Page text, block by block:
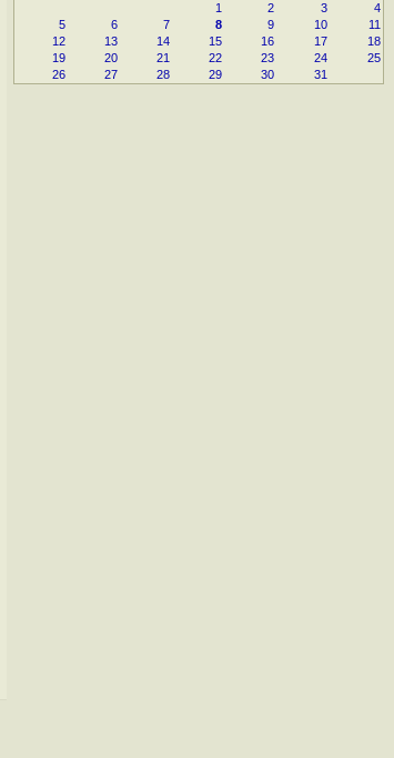
1
2 3
4
5
6 7 8 9 10
11
12
13 14 15 16 17
18
19
20 21 22 23 24
25
26
27 28 29 30 31